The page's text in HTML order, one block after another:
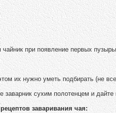
при появление первых
их нужно уметь подбирать (не
заварник сухим полотенцем и
заваривания чая: